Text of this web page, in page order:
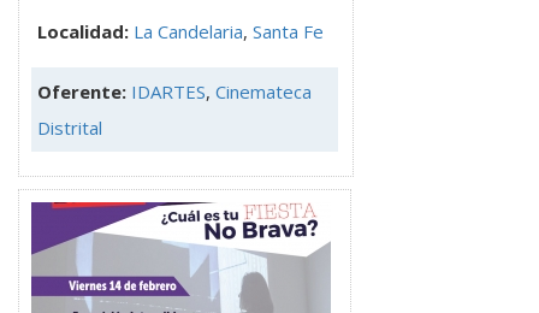
Localidad: La Candelaria, Santa Fe
Oferente: IDARTES, Cinemateca
Distrital